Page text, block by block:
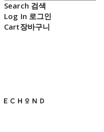
Search 검색
Log In 로그인
Cart장바구니